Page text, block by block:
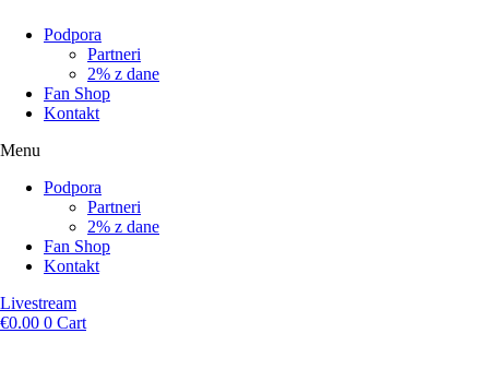
Podpora
Partneri
2% z dane
Fan Shop
Kontakt
Menu
Podpora
Partneri
2% z dane
Fan Shop
Kontakt
Livestream
€0.00 0 Cart